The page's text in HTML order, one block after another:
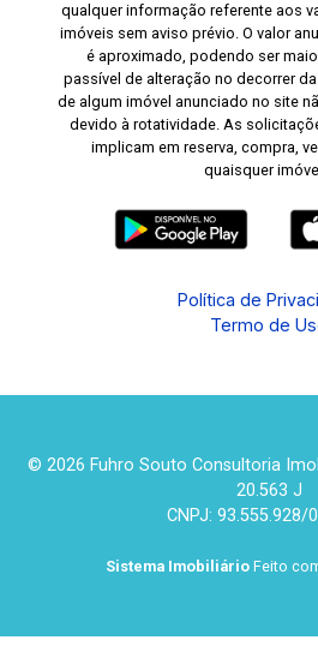
qualquer informação referente aos
imóveis sem aviso prévio. O valor
é aproximado, podendo ser
passível de alteração no decorrer
de algum imóvel anunciado no site
devido à rotatividade. As
implicam em reserva, compra,
quaisquer
Política de
Termo de
© 2026 Fuhro Souto Consultoria
20.563 J
CNPJ: 93.555.928/
Sistema Imobiliário Feito